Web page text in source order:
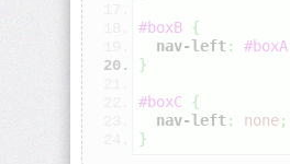
animation-
iteration-
count
animation-
name
#boxB {
nav-left : #boxA
}
#boxC
{
nav-left : none;
}